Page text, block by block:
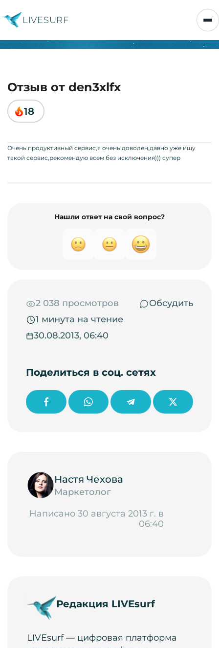
LIVESURF
Отзыв от den3xlfx
18
Очень продуктивный сервис,я очень доволен,давно уже ищу
такой сервис,рекомендую всем без исключения))) супер
Нашли ответ на свой вопрос?
2 038 просмотров
Обсудить
1 минута на чтение
30.08.2013, 06:40
Поделиться в соц. сетях
Настя Чехова
Маркетолог
Написано 30 августа 2013 г. в
06:40
Редакция LIVEsurf
LIVEsurf — цифровая платформа